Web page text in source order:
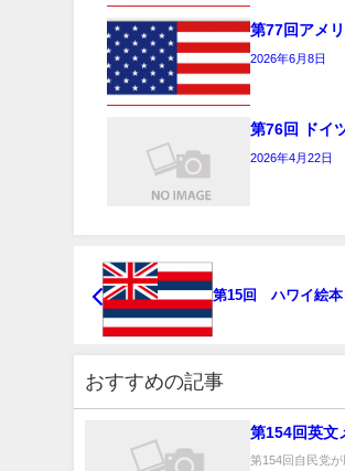
第77回アメ
2026年6月8日
第76回 ドイ
2026年4月22日
第15回 ハワイ絵
おすすめの記事
第154回英文
第154回自民党